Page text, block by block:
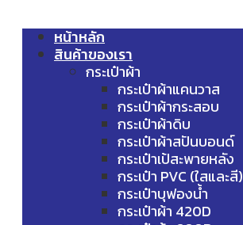
หน้าหลัก
สินค้าของเรา
กระเป๋าผ้า
กระเป๋าผ้าแคนวาส
กระเป๋าผ้ากระสอบ
กระเป๋าผ้าดิบ
กระเป๋าผ้าสปันบอนด์
กระเป๋าเป้สะพายหลัง
กระเป๋า PVC (ใสและสี)
กระเป๋าบุฟองน้ำ
กระเป๋าผ้า 420D